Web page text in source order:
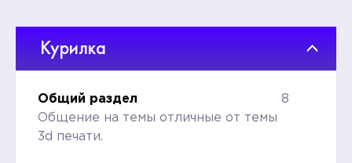
Курилка
Общий раздел
Общение на темы отличные от темы
3d печати.
8